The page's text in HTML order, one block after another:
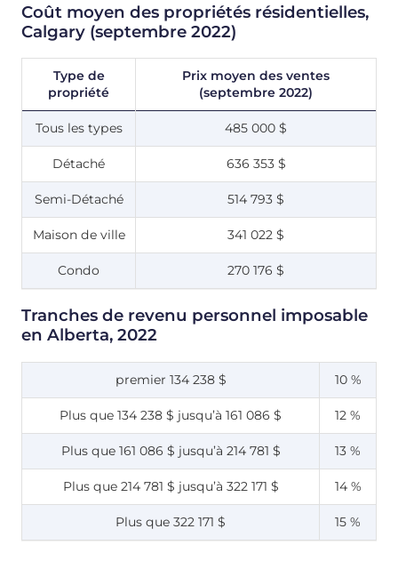
Coût moyen des propriétés résidentielles,
Calgary (septembre 2022)
Type de
propriété
Prix moyen des ventes
(septembre 2022)
Tous les types 485 000 $
Détaché 636 353 $
Semi-Détaché 514 793 $
Maison de ville 341 022 $
Condo 270 176 $
Tranches de revenu personnel imposable
en Alberta, 2022
premier 134 238 $ 10 %
Plus que 134 238 $ jusqu’à 161 086 $ 12 %
Plus que 161 086 $ jusqu’à 214 781 $ 13 %
Plus que 214 781 $ jusqu’à 322 171 $ 14 %
Plus que 322 171 $ 15 %